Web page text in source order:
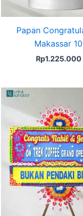
Papan
Makassar 10
Rp1.225.000